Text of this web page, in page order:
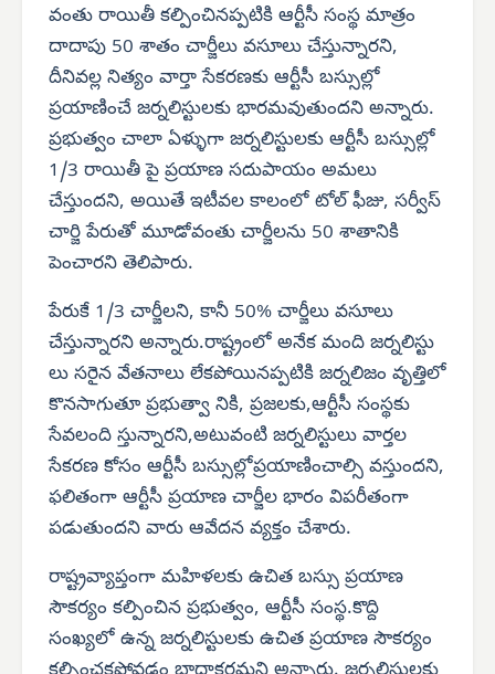
వంతు రాయితీ కల్పించినప్పటికి ఆర్టీసీ సంస్థ మాత్రం
దాదాపు 50 శాతం చార్జీలు వసూలు చేస్తున్నారని,
దీనివల్ల నిత్యం వార్తా సేకరణకు ఆర్టీసీ బస్సుల్లో
ప్రయాణించే జర్నలిస్టులకు భారమవుతుందని అన్నారు.
ప్రభుత్వం చాలా ఏళ్ళుగా జర్నలిస్టులకు ఆర్టీసీ బస్సుల్లో
1/3 రాయితీ పై ప్రయాణ సదుపాయం అమలు
చేస్తుందని, అయితే ఇటీవల కాలంలో టోల్ ఫీజు, సర్వీస్
చార్జి పేరుతో మూడోవంతు చార్జీలను 50 శాతానికి
పెంచారని తెలిపారు.
పేరుకే 1/3 చార్జీలని, కానీ 50% చార్జీలు వసూలు
చేస్తున్నారని అన్నారు.రాష్ట్రంలో అనేక మంది జర్నలిస్టు
లు సరైన వేతనాలు లేకపోయినప్పటికి జర్నలిజం వృత్తిలో
కొనసాగుతూ ప్రభుత్వా నికి, ప్రజలకు,ఆర్టీసీ సంస్థకు
సేవలంది స్తున్నారని,అటువంటి జర్నలిస్టులు వార్తల
సేకరణ కోసం ఆర్టీసీ బస్సుల్లోప్రయాణించాల్సి వస్తుందని,
ఫలితంగా ఆర్టీసీ ప్రయాణ చార్జీల భారం విపరీతంగా
పడుతుందని వారు ఆవేదన వ్యక్తం చేశారు.
రాష్ట్రవ్యాప్తంగా మహిళలకు ఉచిత బస్సు ప్రయాణ
సౌకర్యం కల్పించిన ప్రభుత్వం, ఆర్టీసీ సంస్థ.కొద్ది
సంఖ్యలో ఉన్న జర్నలిస్టులకు ఉచిత ప్రయాణ సౌకర్యం